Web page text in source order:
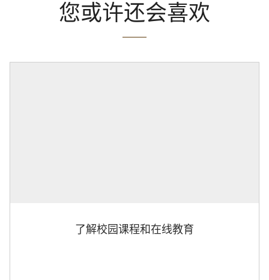
您或许还会喜欢
了解校园课程和在线教育